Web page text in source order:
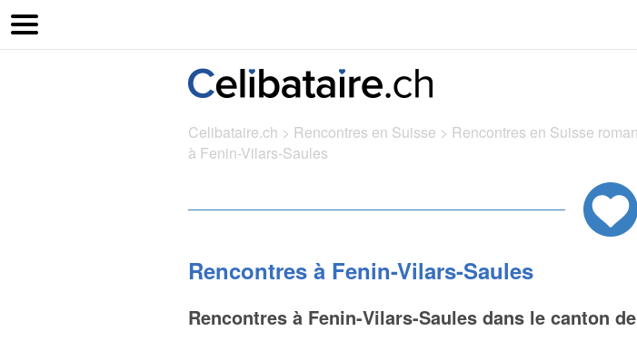
Celibataire.ch > Rencontres en Suisse > Rencontres en Suisse
à Fenin-Vilars-Saules
Rencontres à Fenin-Vilars-Saules
Rencontres à Fenin-Vilars-Saules dans le canton